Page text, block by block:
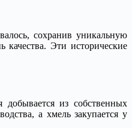
сохранив уникальную
Эти исторические
добывается из собственных
а хмель закупается у